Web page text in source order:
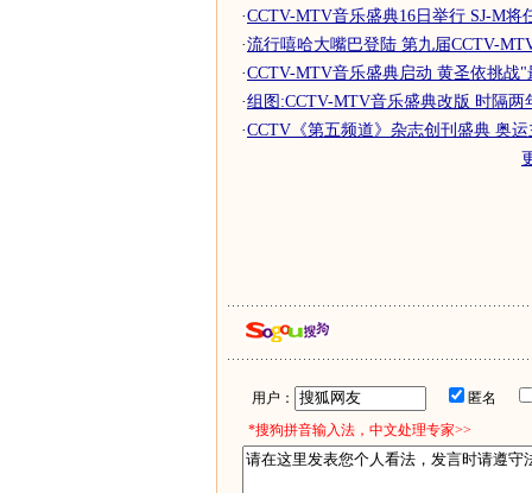
·CCTV-MTV音乐盛典16日举行 SJ-M将
·流行嘻哈大嘴巴登陆 第九届CCTV-
·CCTV-MTV音乐盛典启动 黄圣依挑战
·组图:CCTV-MTV音乐盛典改版 时隔两
·CCTV《第五频道》杂志创刊盛典 奥
用户：
匿名
*搜狗拼音输入法，中文处理专家>>